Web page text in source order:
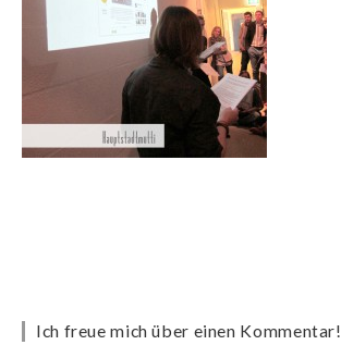
Ich freue mich über einen Kommentar!